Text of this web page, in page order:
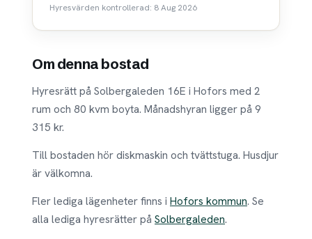
Hyresvärden kontrollerad: 8 Aug 2026
Om denna bostad
Hyresrätt på Solbergaleden 16E i Hofors med 2
rum och 80 kvm boyta. Månadshyran ligger på 9
315 kr.
Till bostaden hör diskmaskin och tvättstuga. Husdjur
är välkomna.
Fler lediga lägenheter finns i Hofors kommun. Se
alla lediga hyresrätter på Solbergaleden.